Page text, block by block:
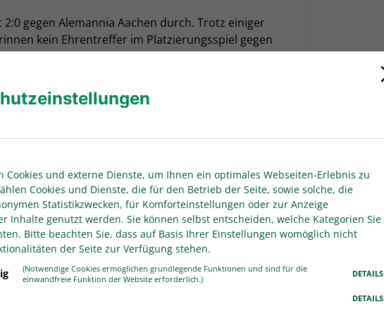
gegen Alemannia Aachen durch. Trotz einiger
kein Ehrentreffer im Platzierungsspiel gegen
und gewann mit 2:0 gegen DJK Tusa
der Düssledorferinnen ohne Glück. Trotz der
nochmals starke Leistungen und sicherte
Futsal-Meisterschaft qualifiziert. Dennoch
im Fokus stand. Das gesamte Finalspiel
Spielzeit konnte kein Sieger ermittelt
brachte Emma Switalla die Kölnerinnen
die Juniorinnen aus Zülpich nicht beirren und
Sophia Kesseler, sondern auch noch mit der
Müller.
bildeten die Turnierleitung und zeigten sich sehr
in der Halle. Gleiches gilt für die
Cookies und externe Dienste, um Ihnen ein optimales Webseiten-Erlebnis zu
Cookies und Dienste, die für den Betrieb der Seite, sowie solche, die
Statistikzwecken, für Komforteinstellungen oder zur Anzeige
Inhalte genutzt werden. Sie können selbst entscheiden, welche Kategorien Sie
Bitte beachten Sie, dass auf Basis Ihrer Einstellungen womöglich nicht
der Seite zur Verfügung stehen.
(Notwendige Cookies ermöglichen grundlegende Funktionen und sind für die
einwandfreie Funktion der Website erforderlich.)
DETAILS
DETAILS